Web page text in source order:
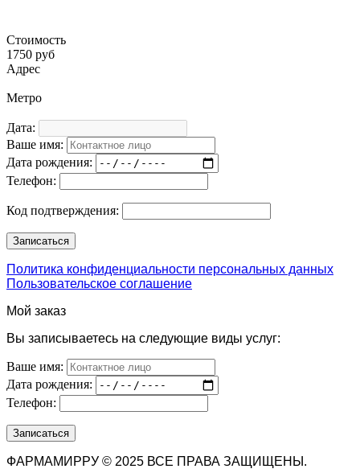
Стоимость
1750 руб
Адрес
Метро
Дата:
Ваше имя:
Дата рождения:
Телефон:
Код подтверждения:
Политика конфиденциальности персональных данных
Пользовательское соглашение
Мой заказ
Вы записываетесь на следующие виды услуг:
Ваше имя:
Дата рождения:
Телефон:
ФАРМАМИРРУ © 2025 ВСЕ ПРАВА ЗАЩИЩЕНЫ.